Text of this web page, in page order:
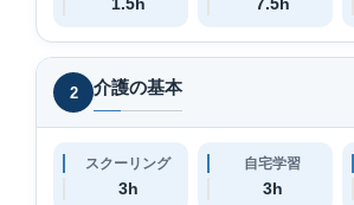
1.5h 7.5h
2 介護の基本
スクーリング
3h
自宅学習
3h